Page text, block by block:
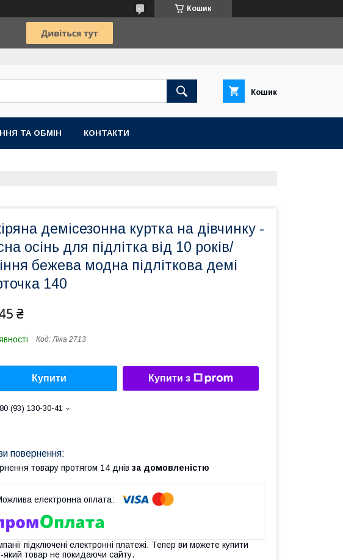
Кошик
Кошик
ТА ОБМІН КОНТАКТИ
демісезонна куртка на дівчинку -
осінь для підлітка від 10 років/
бежева модна підліткова демі
140
₴
Код:Ліка 2713
Купити Купити з
(93) 130-30-41
товару протягом 14 днів за домовленістю
підключені електронні платежі. Тепер ви можете купити
який товар не покидаючи сайту.